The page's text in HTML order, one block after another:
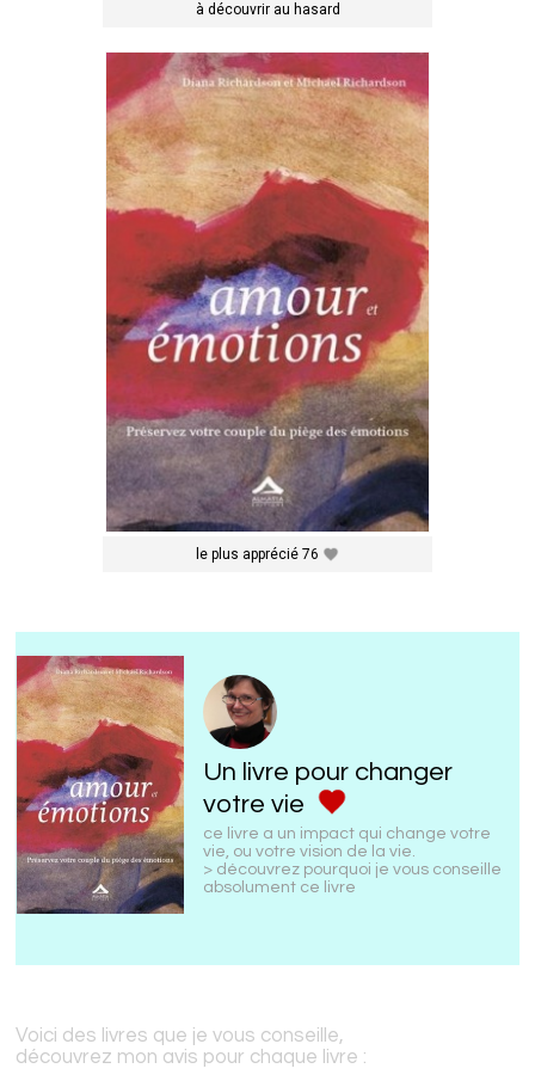
à découvrir au hasard
le plus apprécié 76
Un livre pour changer
votre vie
ce livre a un impact qui change votre
vie, ou votre vision de la vie.
> découvrez pourquoi je vous conseille
absolument ce livre
Voici des livres que je vous conseille,
découvrez mon avis pour chaque livre :